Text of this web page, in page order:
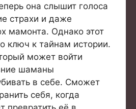
она слышит голоса
страхи и даже
мамонта. Однако этот
ключ к тайнам истории.
может войти
шаманы
в себе. Сможет
себя, когда